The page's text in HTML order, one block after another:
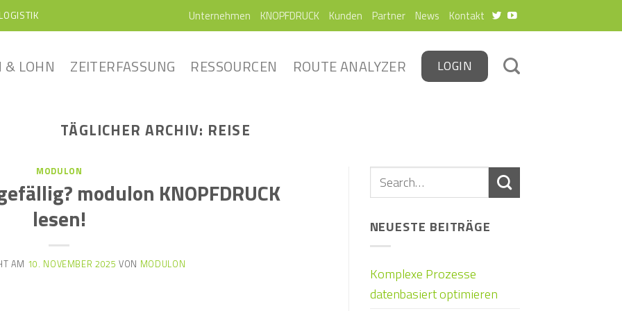
Unternehmen KNOPFDRUCK Kunden Partner News Kontakt
& LOHN ZEITERFASSUNG RESSOURCEN ROUTE ANALYZER LOGIN
TÄGLICHER ARCHIV: REISE
MODULON
modulon KNOPFDRUCK
lesen!
AM 10. NOVEMBER 2025 VON MODULON
NEUESTE BEITRÄGE
Komplexe Prozesse
datenbasiert optimieren